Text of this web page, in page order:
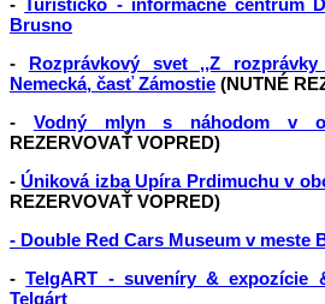
-Turisticko - informačné centrum
Brusno
- Rozprávkový svet ,,Z
Nemecká, časť Zámostie (NUTNÉ
- Vodný mlyn s náhodom v
REZERVOVAŤ VOPRED)
-Úniková izba Upíra Prdimuchu v
REZERVOVAŤ VOPRED)
- Double Red Cars Museum v meste
-TelgART - suveníry &
Telgárt